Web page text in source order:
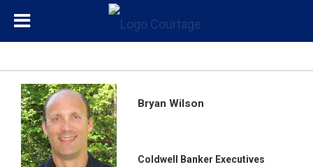
Bryan Wilson
Coldwell Banker Executives